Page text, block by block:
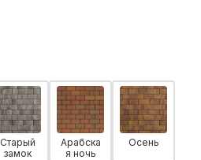
Старый
замок
Арабска
я ночь
Осень